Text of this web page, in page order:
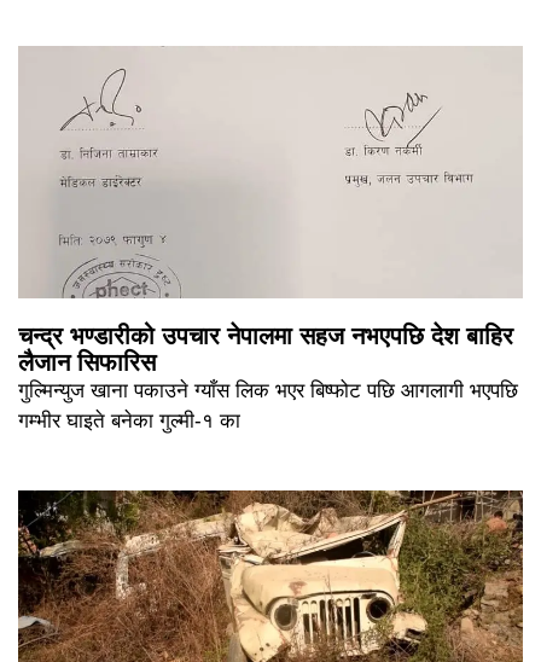
चन्द्र भण्डारीको उपचार नेपालमा सहज नभएपछि देश बाहिर
लैजान सिफारिस
गुल्मिन्युज खाना पकाउने ग्याँस लिक भएर बिष्फोट पछि आगलागी भएपछि
गम्भीर घाइते बनेका गुल्मी-१ का